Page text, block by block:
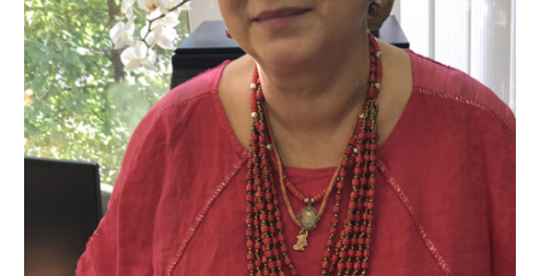
Доп. образование
Курсы повышения квалификации
Центр непрерывного образования
Творческий инкубатор